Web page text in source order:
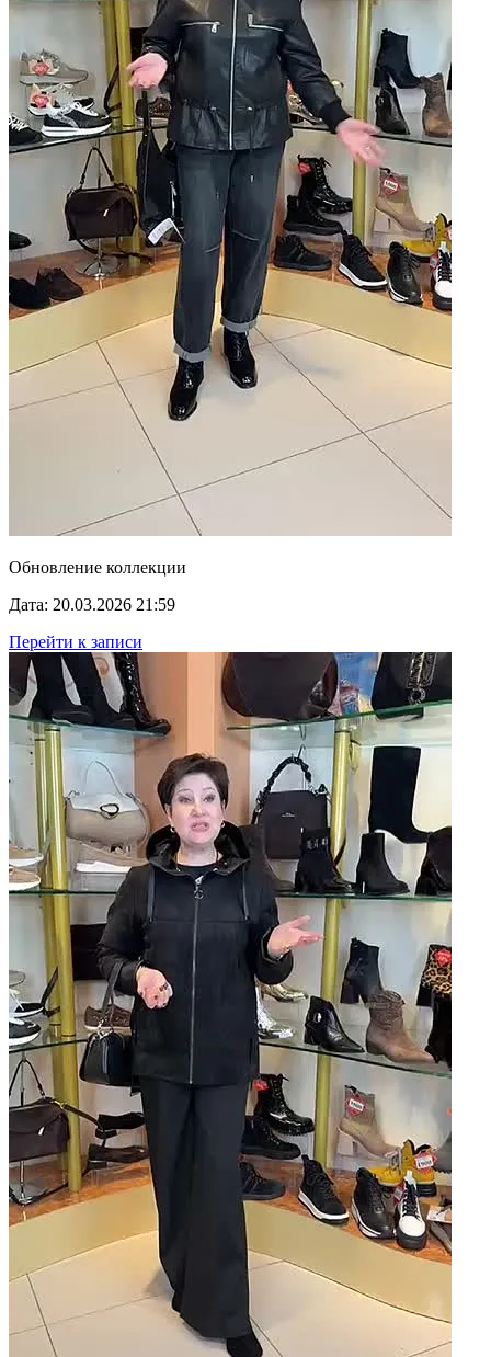
Обновление коллекции
Дата: 20.03.2026 21:59
Перейти к записи